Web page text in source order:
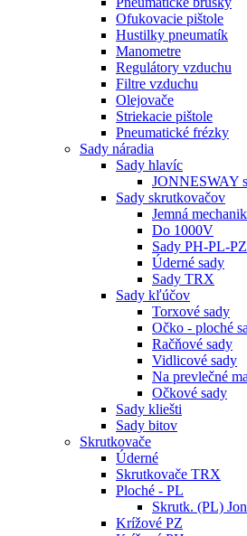
Ofukovacie pištole
Hustilky pneumatík
Manometre
Regulátory vzduchu
Filtre vzduchu
Olejovače
Striekacie pištole
Pneumatické frézky
Sady náradia
Sady hlavíc
JONNESWAY
Sady skrutkovačov
Jemná
Do 1000V
Sady PH-PL-PZ
Úderné sady
Sady TRX
Sady kľúčov
Torxové sady
Očko - ploché
Račňové sady
Vidlicové sady
Na prevlečné
Očkové sady
Sady kliešti
Sady bitov
Skrutkovače
Úderné
Skrutkovače TRX
Ploché - PL
Skrutk. (PL)
Krížové PZ